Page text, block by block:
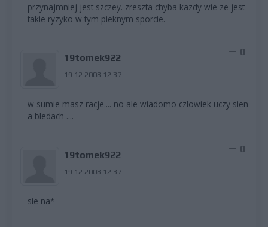
przynajmniej jest szczey. zreszta chyba kazdy wie ze jest
takie ryzyko w tym pieknym sporcie.
19tomek922
19.12.2008 12:37
0
w sumie masz racje.... no ale wiadomo czlowiek uczy sien
a bledach ....
19tomek922
19.12.2008 12:37
0
sie na*